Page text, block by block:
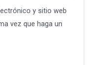
y sitio web
vez que haga un